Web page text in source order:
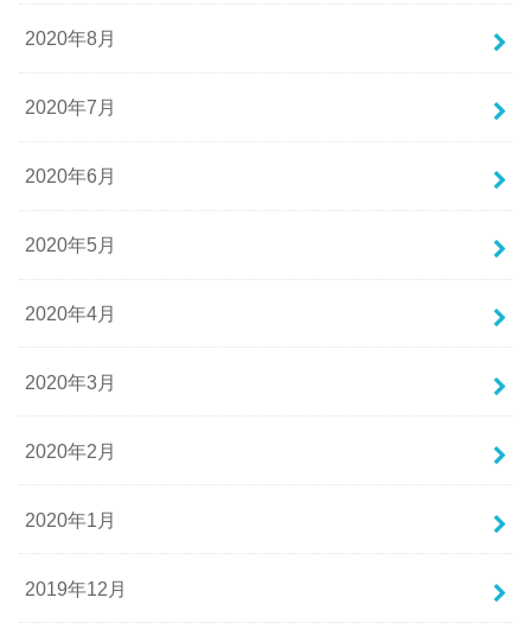
2020年8月
2020年7月
2020年6月
2020年5月
2020年4月
2020年3月
2020年2月
2020年1月
2019年12月